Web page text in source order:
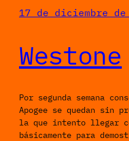
17 de diciembre de
Westone
Por segunda semana
Apogee se quedan sin
la que intento llegar
básicamente para